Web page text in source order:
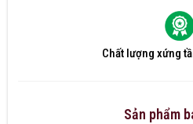
Chất lượng xứng
Sản phẩm